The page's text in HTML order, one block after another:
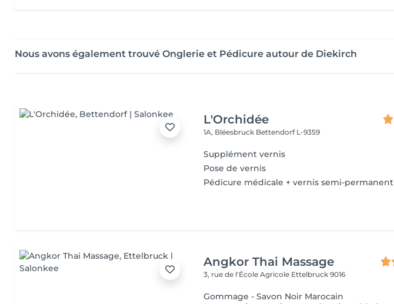
Nous avons également trouvé Onglerie et Pédicure autour de Diekirch
L'Orchidée
1A, Bléesbruck Bettendorf L-9359
Supplément vernis
Pose de vernis
Pédicure médicale + vernis semi-permanent
Angkor Thai Massage
3, rue de l'École Agricole Ettelbruck 9016
Gommage - Savon Noir Marocain